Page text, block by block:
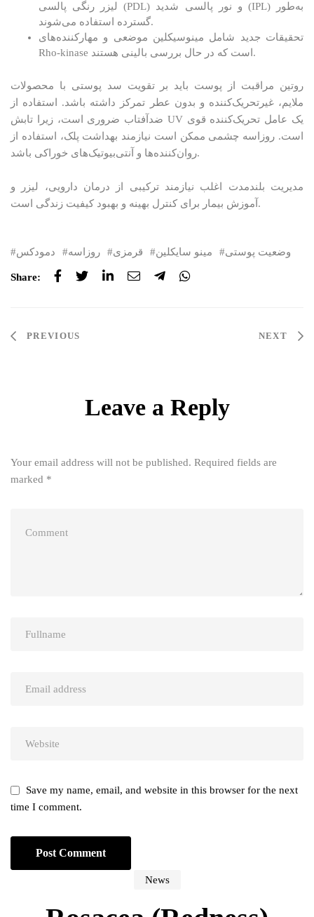
لیزر رنگی پالسی (PDL) و نور پالسی شدید (IPL) به‌طور
گسترده استفاده می‌شوند.
تحقیقات جدید شامل مینوسیکلین موضعی و مهارکننده‌های
Rho-kinase است که در حال بررسی بالینی هستند.
روتین مراقبت از پوست باید بر تقویت سد پوستی با محصولات
ملایم، غیرتحریک‌کننده و بدون عطر تمرکز داشته باشد. استفاده از
ضدآفتاب ضروری است، زیرا تابش UV یک عامل تحریک‌کننده قوی
است. روزاسه چشمی ممکن است نیازمند بهداشت پلک، استفاده از
روان‌کننده‌ها و آنتی‌بیوتیک‌های خوراکی باشد.
مدیریت بلندمدت اغلب نیازمند ترکیبی از درمان دارویی، لیزر و
آموزش بیمار برای کنترل بهینه و بهبود کیفیت زندگی است.
دمودکس روزاسه قرمزی مینو سایکلین وضعیت پوستی
Share:
Post
PREVIOUS NEXT
Leave a Reply
Your email address will not be published. Required fields are
marked *
Save my name, email, and website in this browser for the next
time I comment.
News